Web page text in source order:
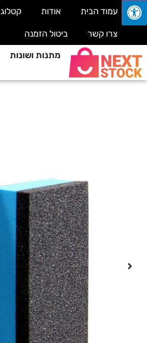
עמוד הבית אודות קטלוג
צרו קשר
ביטול הזמנה
מתנות ושונות